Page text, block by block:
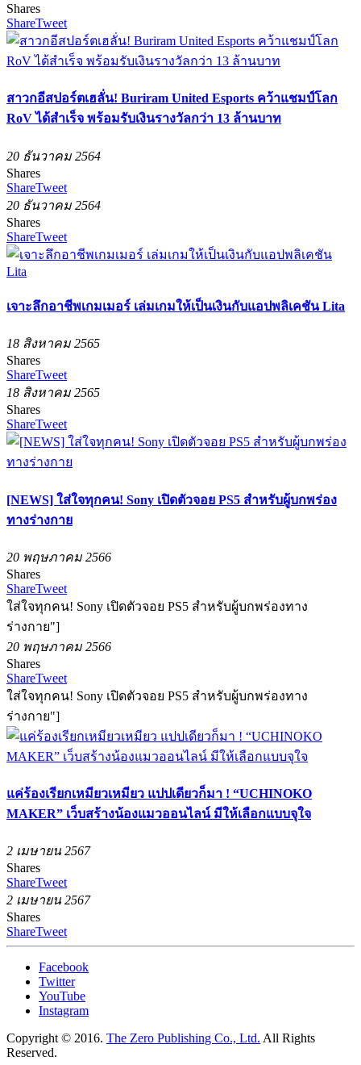
Shares
ShareTweet
สาวกอีสปอร์ตเฮลั่น! Buriram United Esports คว้าแชมป์โลก
RoV ได้สำเร็จ พร้อมรับเงินรางวัลกว่า 13 ล้านบาท
20 ธันวาคม 2564
Shares
ShareTweet
20 ธันวาคม 2564
Shares
ShareTweet
เจาะลึกอาชีพเกมเมอร์ เล่มเกมให้เป็นเงินกับแอปพลิเคชัน Lita
18 สิงหาคม 2565
Shares
ShareTweet
18 สิงหาคม 2565
Shares
ShareTweet
[NEWS] ใส่ใจทุกคน! Sony เปิดตัวจอย PS5 สำหรับผู้บกพร่อง
ทางร่างกาย
20 พฤษภาคม 2566
Shares
ShareTweet
ใส่ใจทุกคน! Sony เปิดตัวจอย PS5 สำหรับผู้บกพร่องทาง
ร่างกาย"]
20 พฤษภาคม 2566
Shares
ShareTweet
ใส่ใจทุกคน! Sony เปิดตัวจอย PS5 สำหรับผู้บกพร่องทาง
ร่างกาย"]
แค่ร้องเรียกเหมียวเหมียว แปปเดียวก็มา ! “UCHINOKO
MAKER” เว็บสร้างน้องแมวออนไลน์ มีให้เลือกแบบจุใจ
2 เมษายน 2567
Shares
ShareTweet
2 เมษายน 2567
Shares
ShareTweet
Facebook
Twitter
YouTube
Instagram
Copyright © 2016. The Zero Publishing Co., Ltd. All Rights
Reserved.